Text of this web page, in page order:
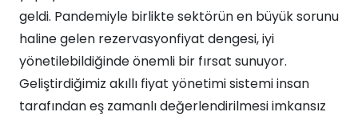
geldi. Pandemiyle birlikte sektörün en büyük sorunu
haline gelen rezervasyonfiyat dengesi, iyi
yönetilebildiğinde önemli bir fırsat sunuyor.
Geliştirdiğimiz akıllı fiyat yönetimi sistemi insan
tarafından eş zamanlı değerlendirilmesi imkansız